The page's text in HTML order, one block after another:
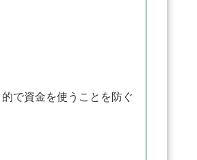
で資金を使うことを防ぐ